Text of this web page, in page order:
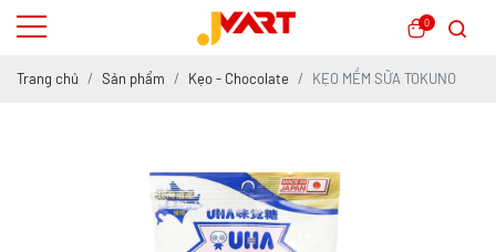
0
Trang chủ Sản phẩm Kẹo - Chocolate KẸO MỀM SỮA TOKUNO